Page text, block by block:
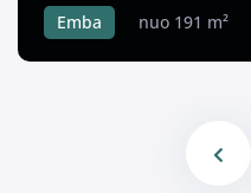
Emba nuo 191 m²